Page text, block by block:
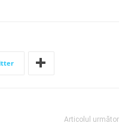
Articolul următor